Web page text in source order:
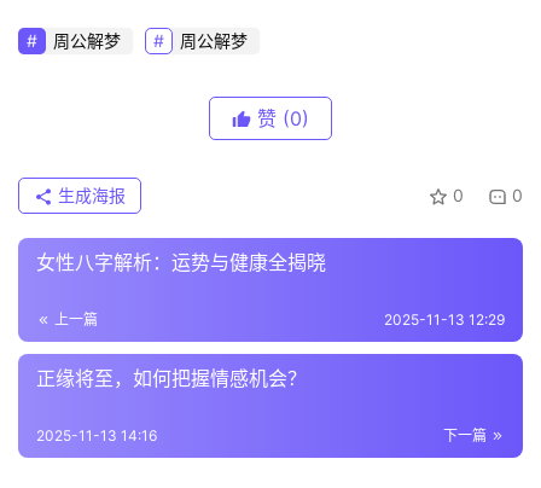
周公解梦 周公解梦
赞 (0)
0 0
生成海报
女性八字解析：运势与健康全揭晓
上一篇 2025-11-13 12:29
正缘将至，如何把握情感机会？
下一篇
2025-11-13 14:16